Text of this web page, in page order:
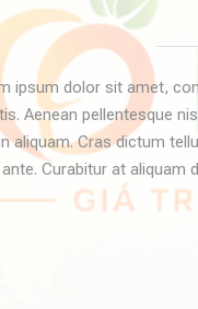
ipsum dolor sit amet,
Aenean pellentesque
aliquam. Cras dictum
Curabitur at aliquam